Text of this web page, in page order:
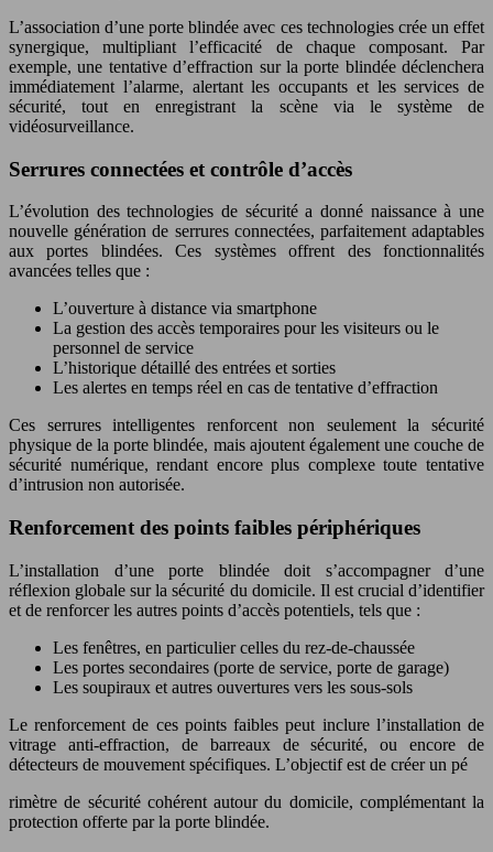
L’association d’une porte blindée avec ces technologies crée un effet
synergique, multipliant l’efficacité de chaque composant. Par
exemple, une tentative d’effraction sur la porte blindée déclenchera
immédiatement l’alarme, alertant les occupants et les services de
sécurité, tout en enregistrant la scène via le système de
vidéosurveillance.
Serrures connectées et contrôle d’accès
L’évolution des technologies de sécurité a donné naissance à une
nouvelle génération de serrures connectées, parfaitement adaptables
aux portes blindées. Ces systèmes offrent des fonctionnalités
avancées telles que :
L’ouverture à distance via smartphone
La gestion des accès temporaires pour les visiteurs ou le
personnel de service
L’historique détaillé des entrées et sorties
Les alertes en temps réel en cas de tentative d’effraction
Ces serrures intelligentes renforcent non seulement la sécurité
physique de la porte blindée, mais ajoutent également une couche de
sécurité numérique, rendant encore plus complexe toute tentative
d’intrusion non autorisée.
Renforcement des points faibles périphériques
L’installation d’une porte blindée doit s’accompagner d’une
réflexion globale sur la sécurité du domicile. Il est crucial d’identifier
et de renforcer les autres points d’accès potentiels, tels que :
Les fenêtres, en particulier celles du rez-de-chaussée
Les portes secondaires (porte de service, porte de garage)
Les soupiraux et autres ouvertures vers les sous-sols
Le renforcement de ces points faibles peut inclure l’installation de
vitrage anti-effraction, de barreaux de sécurité, ou encore de
détecteurs de mouvement spécifiques. L’objectif est de créer un pé
rimètre de sécurité cohérent autour du domicile, complémentant la
protection offerte par la porte blindée.